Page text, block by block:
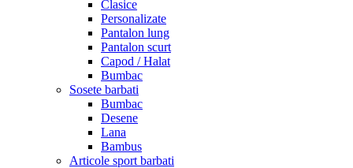
Clasice
Personalizate
Pantalon lung
Pantalon scurt
Capod / Halat
Bumbac
Sosete barbati
Bumbac
Desene
Lana
Bambus
Articole sport barbati